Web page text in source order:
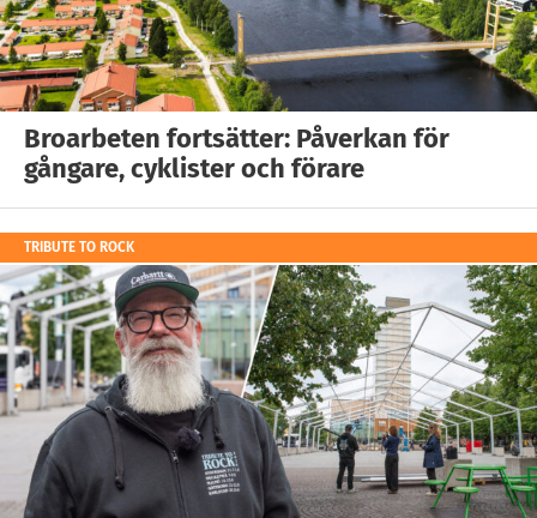
Broarbeten fortsätter: Påverkan för
gångare, cyklister och förare
TRIBUTE TO ROCK